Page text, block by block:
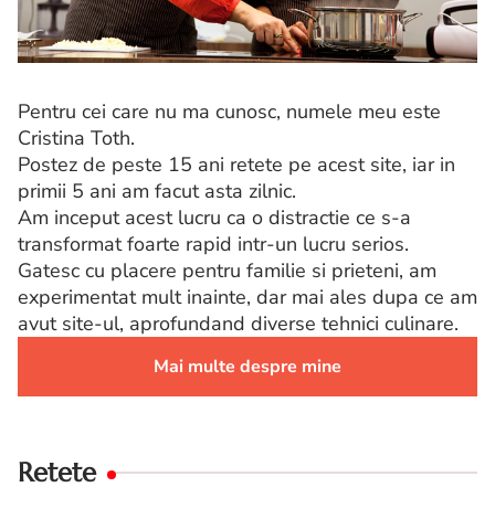
Pentru cei care nu ma cunosc, numele meu este
Cristina Toth.
Postez de peste 15 ani retete pe acest site, iar in
primii 5 ani am facut asta zilnic.
Am inceput acest lucru ca o distractie ce s-a
transformat foarte rapid intr-un lucru serios.
Gatesc cu placere pentru familie si prieteni, am
experimentat mult inainte, dar mai ales dupa ce am
avut site-ul, aprofundand diverse tehnici culinare.
Mai multe despre mine
Retete